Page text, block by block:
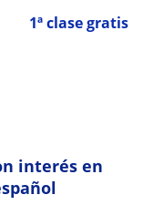
1ª clase gratis
interés en